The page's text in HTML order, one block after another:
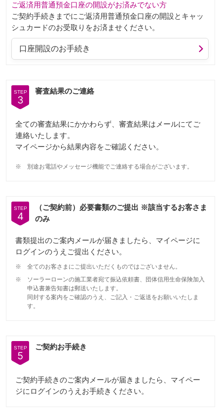
ご返済用普通預金口座の開設がお済みでない方
ご契約手続きまでにご返済用普通預金口座の開設とキャッ
シュカードのお受取りをお済ませください。
口座開設のお手続き
STEP
3
審査結果のご連絡
全ての審査結果にかかわらず、審査結果はメールにてご
連絡いたします。
マイページから結果内容をご確認ください。
※ 別途お電話やメッセージ機能でご連絡する場合がございます。
STEP
4
（ご契約前）必要書類のご提出 ※該当するお客さま
のみ
書類提出のご案内メールが届きましたら、マイページに
ログインのうえご提出ください。
※
全てのお客さまにご提出いただくものではございません。
※
ソーラーローンの施工業者宛て振込依頼書、団体信用生命保険加入
申込書兼告知書は郵送いたします。
同封する案内をご確認のうえ、ご記入・ご返送をお願いいたしま
す。
STEP
5
ご契約お手続き
ご契約手続きのご案内メールが届きましたら、マイペー
ジにログインのうえお手続きください。